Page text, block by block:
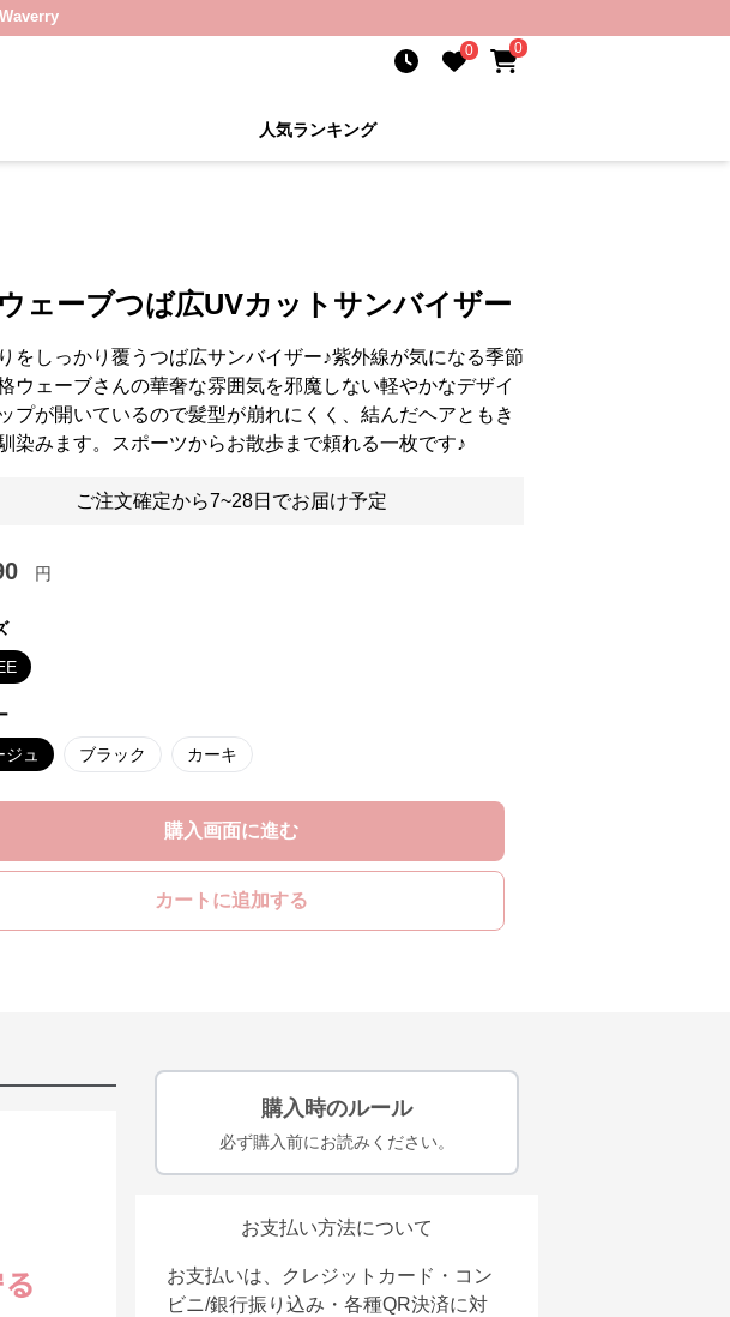
0 0
人気ランキング
ェーブつば広UVカットサンバイザー
をしっかり覆うつば広サンバイザー♪紫外線が気になる季節
ウェーブさんの華奢な雰囲気を邪魔しない軽やかなデザイ
プが開いているので髪型が崩れにくく、結んだヘアともき
染みます。スポーツからお散歩まで頼れる一枚です♪
ご注文確定から7~28日でお届け予定
円
ジュ ブラック カーキ
購入画面に進む
カートに追加する
購入時のルール
必ず購入前にお読みください。
お支払い方法について
お支払いは、クレジットカード・コン
ビニ/銀行振り込み・各種QR決済に対